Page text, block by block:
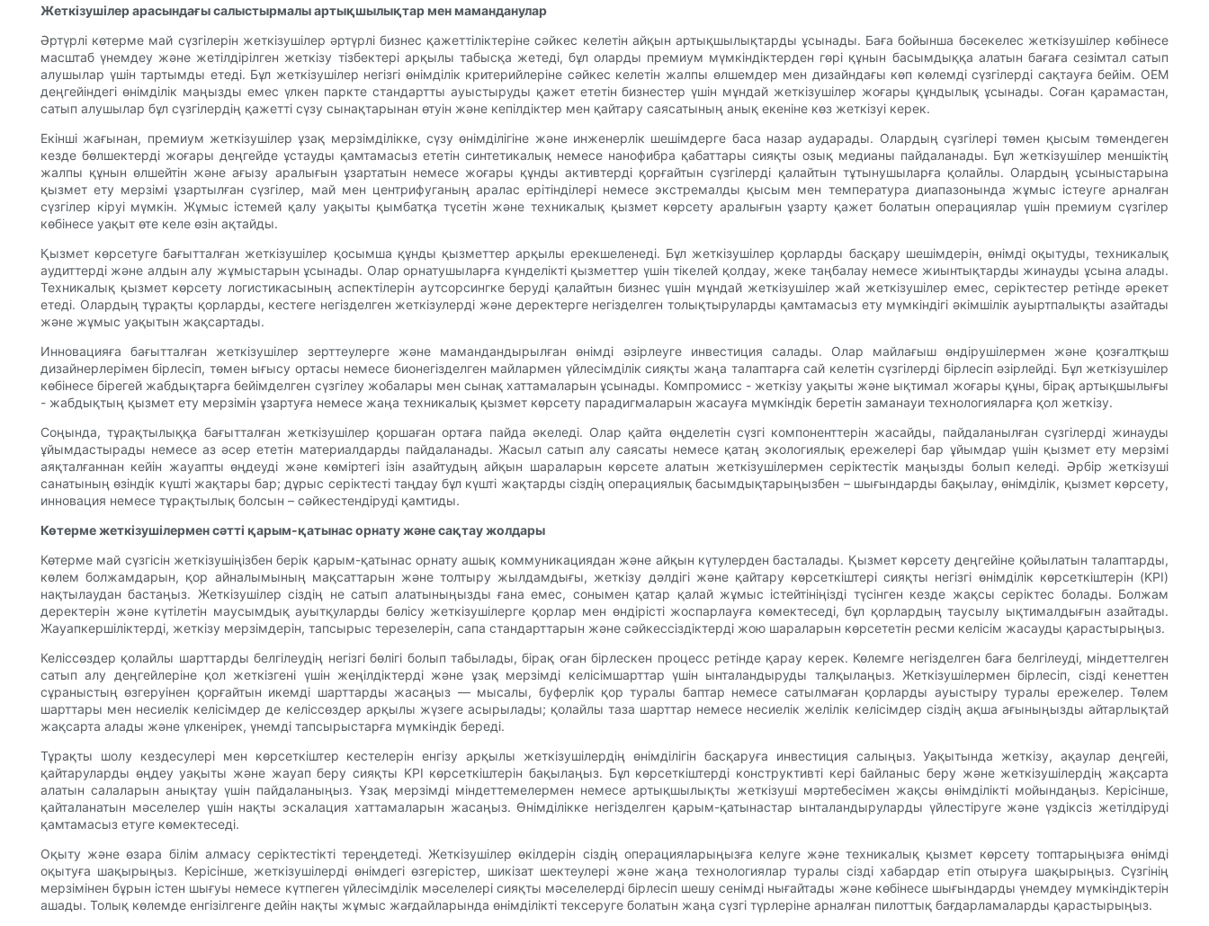
Жеткізушілер арасындағы салыстырмалы артықшылықтар мен маманданулар
Әртүрлі көтерме май сүзгілерін жеткізушілер әртүрлі бизнес қажеттіліктеріне сәйкес келетін айқын артықшылықтарды ұсынады. Баға бойынша бәсекелес жеткізушілер көбінесе
масштаб үнемдеу және жетілдірілген жеткізу тізбектері арқылы табысқа жетеді, бұл оларды премиум мүмкіндіктерден гөрі құнын басымдыққа алатын бағаға сезімтал сатып
алушылар үшін тартымды етеді. Бұл жеткізушілер негізгі өнімділік критерийлеріне сәйкес келетін жалпы өлшемдер мен дизайндағы көп көлемді сүзгілерді сақтауға бейім. OEM
деңгейіндегі өнімділік маңызды емес үлкен паркте стандартты ауыстыруды қажет ететін бизнестер үшін мұндай жеткізушілер жоғары құндылық ұсынады. Соған қарамастан,
сатып алушылар бұл сүзгілердің қажетті сүзу сынақтарынан өтуін және кепілдіктер мен қайтару саясатының анық екеніне көз жеткізуі керек.
Екінші жағынан, премиум жеткізушілер ұзақ мерзімділікке, сүзу өнімділігіне және инженерлік шешімдерге баса назар аударады. Олардың сүзгілері төмен қысым төмендеген
кезде бөлшектерді жоғары деңгейде ұстауды қамтамасыз ететін синтетикалық немесе нанофибра қабаттары сияқты озық медианы пайдаланады. Бұл жеткізушілер меншіктің
жалпы құнын өлшейтін және ағызу аралығын ұзартатын немесе жоғары құнды активтерді қорғайтын сүзгілерді қалайтын тұтынушыларға қолайлы. Олардың ұсыныстарына
қызмет ету мерзімі ұзартылған сүзгілер, май мен центрифуганың аралас ерітінділері немесе экстремалды қысым мен температура диапазонында жұмыс істеуге арналған
сүзгілер кіруі мүмкін. Жұмыс істемей қалу уақыты қымбатқа түсетін және техникалық қызмет көрсету аралығын ұзарту қажет болатын операциялар үшін премиум сүзгілер
көбінесе уақыт өте келе өзін ақтайды.
Қызмет көрсетуге бағытталған жеткізушілер қосымша құнды қызметтер арқылы ерекшеленеді. Бұл жеткізушілер қорларды басқару шешімдерін, өнімді оқытуды, техникалық
аудиттерді және алдын алу жұмыстарын ұсынады. Олар орнатушыларға күнделікті қызметтер үшін тікелей қолдау, жеке таңбалау немесе жиынтықтарды жинауды ұсына алады.
Техникалық қызмет көрсету логистикасының аспектілерін аутсорсингке беруді қалайтын бизнес үшін мұндай жеткізушілер жай жеткізушілер емес, серіктестер ретінде әрекет
етеді. Олардың тұрақты қорларды, кестеге негізделген жеткізулерді және деректерге негізделген толықтыруларды қамтамасыз ету мүмкіндігі әкімшілік ауыртпалықты азайтады
және жұмыс уақытын жақсартады.
Инновацияға бағытталған жеткізушілер зерттеулерге және мамандандырылған өнімді әзірлеуге инвестиция салады. Олар майлағыш өндірушілермен және қозғалтқыш
дизайнерлерімен бірлесіп, төмен ығысу ортасы немесе бионегізделген майлармен үйлесімділік сияқты жаңа талаптарға сай келетін сүзгілерді бірлесіп әзірлейді. Бұл жеткізушілер
көбінесе бірегей жабдықтарға бейімделген сүзгілеу жобалары мен сынақ хаттамаларын ұсынады. Компромисс - жеткізу уақыты және ықтимал жоғары құны, бірақ артықшылығы
- жабдықтың қызмет ету мерзімін ұзартуға немесе жаңа техникалық қызмет көрсету парадигмаларын жасауға мүмкіндік беретін заманауи технологияларға қол жеткізу.
Соңында, тұрақтылыққа бағытталған жеткізушілер қоршаған ортаға пайда әкеледі. Олар қайта өңделетін сүзгі компоненттерін жасайды, пайдаланылған сүзгілерді жинауды
ұйымдастырады немесе аз әсер ететін материалдарды пайдаланады. Жасыл сатып алу саясаты немесе қатаң экологиялық ережелері бар ұйымдар үшін қызмет ету мерзімі
аяқталғаннан кейін жауапты өңдеуді және көміртегі ізін азайтудың айқын шараларын көрсете алатын жеткізушілермен серіктестік маңызды болып келеді. Әрбір жеткізуші
санатының өзіндік күшті жақтары бар; дұрыс серіктесті таңдау бұл күшті жақтарды сіздің операциялық басымдықтарыңызбен – шығындарды бақылау, өнімділік, қызмет көрсету,
инновация немесе тұрақтылық болсын – сәйкестендіруді қамтиды.
Көтерме жеткізушілермен сәтті қарым-қатынас орнату және сақтау жолдары
Көтерме май сүзгісін жеткізушіңізбен берік қарым-қатынас орнату ашық коммуникациядан және айқын күтулерден басталады. Қызмет көрсету деңгейіне қойылатын талаптарды,
көлем болжамдарын, қор айналымының мақсаттарын және толтыру жылдамдығы, жеткізу дәлдігі және қайтару көрсеткіштері сияқты негізгі өнімділік көрсеткіштерін (KPI)
нақтылаудан бастаңыз. Жеткізушілер сіздің не сатып алатыныңызды ғана емес, сонымен қатар қалай жұмыс істейтініңізді түсінген кезде жақсы серіктес болады. Болжам
деректерін және күтілетін маусымдық ауытқуларды бөлісу жеткізушілерге қорлар мен өндірісті жоспарлауға көмектеседі, бұл қорлардың таусылу ықтималдығын азайтады.
Жауапкершіліктерді, жеткізу мерзімдерін, тапсырыс терезелерін, сапа стандарттарын және сәйкессіздіктерді жою шараларын көрсететін ресми келісім жасауды қарастырыңыз.
Келіссөздер қолайлы шарттарды белгілеудің негізгі бөлігі болып табылады, бірақ оған бірлескен процесс ретінде қарау керек. Көлемге негізделген баға белгілеуді, міндеттелген
сатып алу деңгейлеріне қол жеткізгені үшін жеңілдіктерді және ұзақ мерзімді келісімшарттар үшін ынталандыруды талқылаңыз. Жеткізушілермен бірлесіп, сізді кенеттен
сұраныстың өзгеруінен қорғайтын икемді шарттарды жасаңыз — мысалы, буферлік қор туралы баптар немесе сатылмаған қорларды ауыстыру туралы ережелер. Төлем
шарттары мен несиелік келісімдер де келіссөздер арқылы жүзеге асырылады; қолайлы таза шарттар немесе несиелік желілік келісімдер сіздің ақша ағыныңызды айтарлықтай
жақсарта алады және үлкенірек, үнемді тапсырыстарға мүмкіндік береді.
Тұрақты шолу кездесулері мен көрсеткіштер кестелерін енгізу арқылы жеткізушілердің өнімділігін басқаруға инвестиция салыңыз. Уақытында жеткізу, ақаулар деңгейі,
қайтаруларды өңдеу уақыты және жауап беру сияқты KPI көрсеткіштерін бақылаңыз. Бұл көрсеткіштерді конструктивті кері байланыс беру және жеткізушілердің жақсарта
алатын салаларын анықтау үшін пайдаланыңыз. Ұзақ мерзімді міндеттемелермен немесе артықшылықты жеткізуші мәртебесімен жақсы өнімділікті мойындаңыз. Керісінше,
қайталанатын мәселелер үшін нақты эскалация хаттамаларын жасаңыз. Өнімділікке негізделген қарым-қатынастар ынталандыруларды үйлестіруге және үздіксіз жетілдіруді
қамтамасыз етуге көмектеседі.
Оқыту және өзара білім алмасу серіктестікті тереңдетеді. Жеткізушілер өкілдерін сіздің операцияларыңызға келуге және техникалық қызмет көрсету топтарыңызға өнімді
оқытуға шақырыңыз. Керісінше, жеткізушілерді өнімдегі өзгерістер, шикізат шектеулері және жаңа технологиялар туралы сізді хабардар етіп отыруға шақырыңыз. Сүзгінің
мерзімінен бұрын істен шығуы немесе күтпеген үйлесімділік мәселелері сияқты мәселелерді бірлесіп шешу сенімді нығайтады және көбінесе шығындарды үнемдеу мүмкіндіктерін
ашады. Толық көлемде енгізілгенге дейін нақты жұмыс жағдайларында өнімділікті тексеруге болатын жаңа сүзгі түрлеріне арналған пилоттық бағдарламаларды қарастырыңыз.